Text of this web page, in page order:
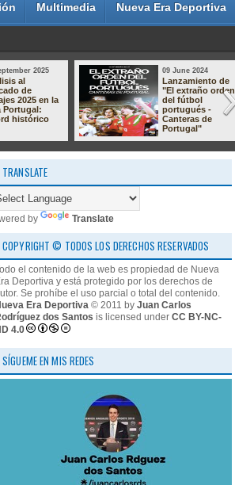
Multimedia Nueva Era Deportiva
2025
al
de
2025 en la
Portugal:
histórico
09 June 2024
Lanzamiento de
"El extraño orden
del fútbol
portugués -
Canteras de
Portugal"
TRANSLATE
by Translate
COPYRIGHT © TODOS LOS DERECHOS RESERVADOS
el contenido de la web es propiedad de Nueva
Deportiva y está protegido por los derechos de
Se prohíbe el uso parcial o total del contenido.
Era Deportiva © 2011 by Juan Carlos
dos Santos is licensed under CC BY-NC-
4.0
SÍGUEME EN MIS REDES